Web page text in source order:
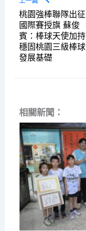
桃園強棒聯隊出征
國際賽授旗 蘇俊
賓：棒球天使加持
穩固桃園三級棒球
發展基礎
相關新聞：